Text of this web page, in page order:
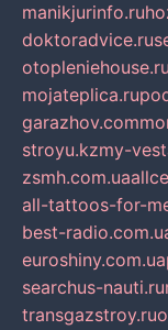
manikjurinfo.ru
doktoradvice.ru
otopleniehouse.ru
mojateplica.ru
garazhov.com
stroyu.kzmy-
zsmh.com.ua
all-tattoos-for-
best-
euroshiny.com.ua
searchus-nauti.ru
transgazstroy.ru